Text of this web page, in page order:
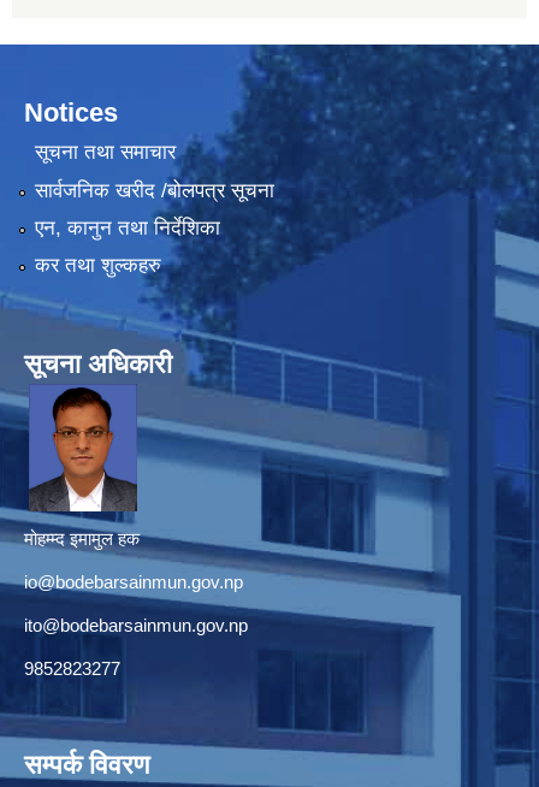
Notices
सूचना तथा समाचार
सार्वजनिक खरीद /बोलपत्र सूचना
एन, कानुन तथा निर्देशिका
कर तथा शुल्कहरु
सूचना अधिकारी
मोहम्म्द इमामुल हक
io@bodebarsainmun.gov.np
ito@bodebarsainmun.gov.np
9852823277
सम्पर्क विवरण